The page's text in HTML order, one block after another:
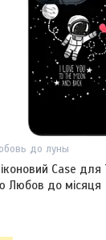
до луны
Case для
Любов до місяця